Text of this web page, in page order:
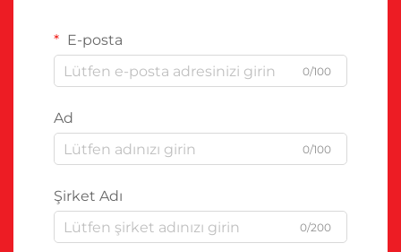
E-posta
0/100
Ad
0/100
Şirket Adı
0/200